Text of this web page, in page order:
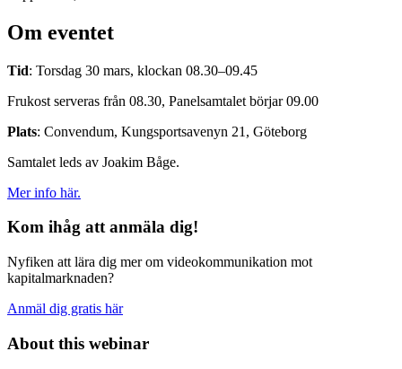
Om eventet
Tid: Torsdag 30 mars, klockan 08.30–09.45
Frukost serveras från 08.30, Panelsamtalet börjar 09.00
Plats: Convendum, Kungsportsavenyn 21, Göteborg
Samtalet leds av Joakim Båge.
Mer info här.
Kom ihåg att anmäla dig!
Nyfiken att lära dig mer om videokommunikation mot
kapitalmarknaden?
Anmäl dig gratis här
About this webinar